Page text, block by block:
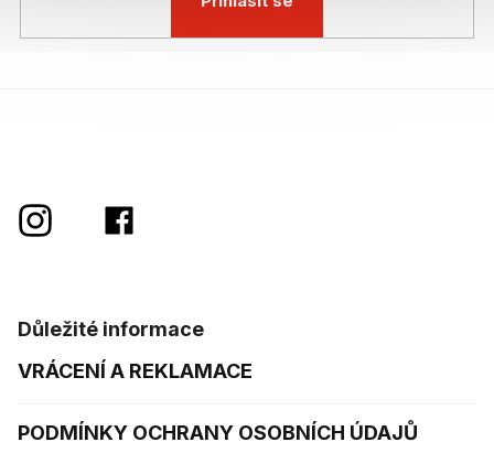
Důležité informace
VRÁCENÍ A REKLAMACE
PODMÍNKY OCHRANY OSOBNÍCH ÚDAJŮ